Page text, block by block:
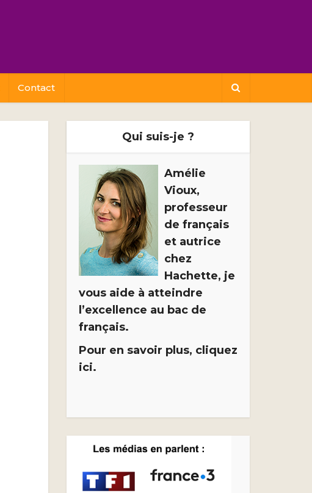
Contact
Qui suis-je ?
Amélie
Vioux,
professeur
de français
et autrice
chez
Hachette, je
vous aide à atteindre
l’excellence au bac de
français.
Pour en savoir plus, cliquez
ici.